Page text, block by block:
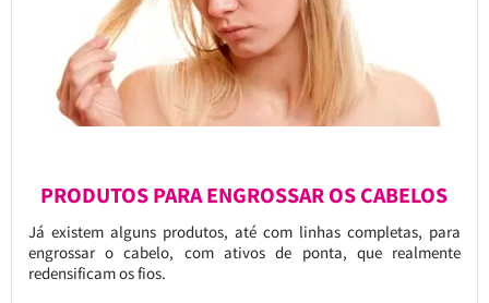
PRODUTOS PARA ENGROSSAR OS CABELOS
Já existem alguns produtos, até com linhas completas, para
engrossar o cabelo, com ativos de ponta, que realmente
redensificam os fios.